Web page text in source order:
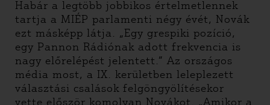
Habár a legtöbb jobbikos értelmetlennek
tartja a MIÉP parlamenti négy évét, Novák
ezt másképp látja. „Egy grespiki pozíció,
egy Pannon Rádiónak adott frekvencia is
nagy előrelépést jelentett.” Az országos
média most, a IX. kerületben leleplezett
választási csalások felgöngyölítésekor
vette először komolyan Novákot. „Amikor a